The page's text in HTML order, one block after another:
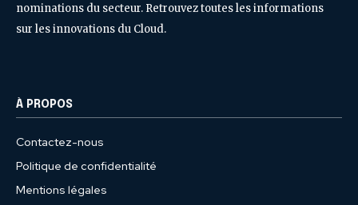
nominations du secteur. Retrouvez toutes les informations
sur les innovations du Cloud.
À PROPOS
Contactez-nous
Politique de confidentialité
Mentions légales